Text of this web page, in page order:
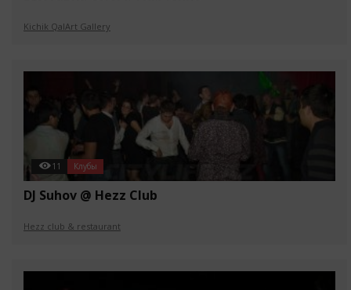
Kichik QalArt Gallery
11 Клубы
DJ Suhov @ Hezz Club
Hezz club & restaurant